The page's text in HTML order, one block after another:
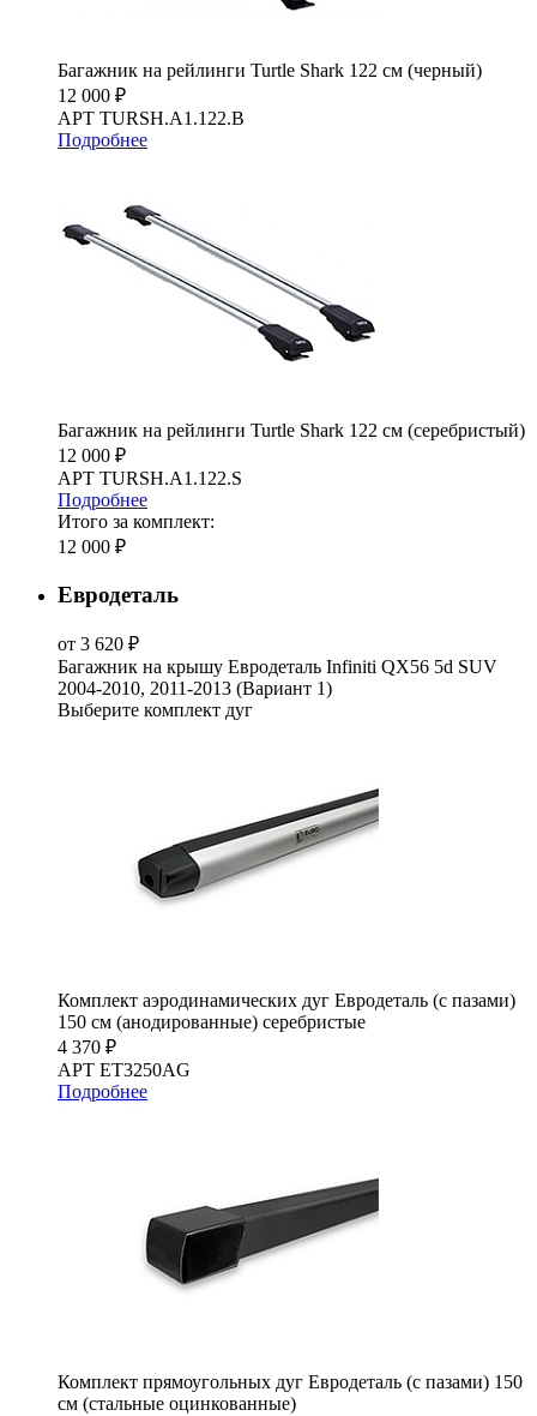
Багажник на рейлинги Turtle Shark 122 см (черный)
12 000 ₽
АРТ TURSH.A1.122.B
Подробнее
Багажник на рейлинги Turtle Shark 122 см (серебристый)
12 000 ₽
АРТ TURSH.A1.122.S
Подробнее
Итого за комплект:
12 000 ₽
Евродеталь
от 3 620 ₽
Багажник на крышу Евродеталь Infiniti QX56 5d SUV
2004-2010, 2011-2013 (Вариант 1)
Выберите комплект дуг
Комплект аэродинамических дуг Евродеталь (с пазами)
150 см (анодированные) серебристые
4 370 ₽
АРТ ET3250AG
Подробнее
Комплект прямоугольных дуг Евродеталь (с пазами) 150
см (стальные оцинкованные)